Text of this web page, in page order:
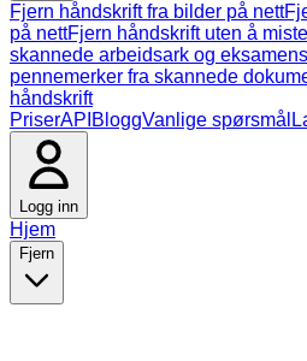
Fjern håndskrift fra bilder på nett
på nettFjern håndskrift uten å
skannede arbeidsark og
pennemerker fra skannede
håndskrift
PriserAPI BloggVanlige spørsmål
Logg inn
Hjem
Fjern